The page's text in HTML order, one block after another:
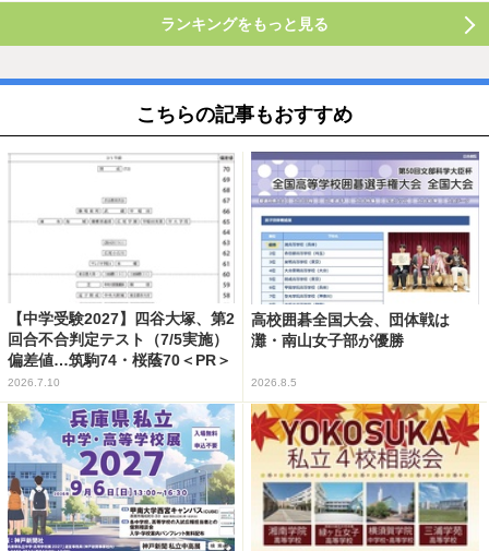
ランキングをもっと見る
こちらの記事もおすすめ
【中学受験2027】四谷大塚、第2
回合不合判定テスト（7/5実施）
偏差値…筑駒74・桜蔭70＜PR＞
2026.7.10
高校囲碁全国大会、団体戦は
灘・南山女子部が優勝
2026.8.5